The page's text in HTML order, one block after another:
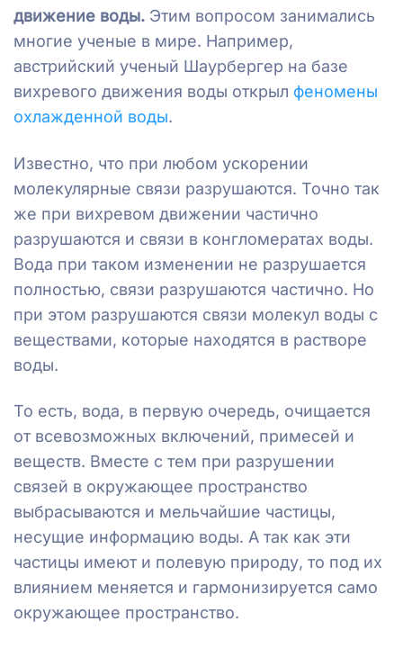
движение воды. Этим вопросом занимались
многие ученые в мире. Например,
австрийский ученый Шаурбергер на базе
вихревого движения воды открыл феномены
охлажденной воды.
Известно, что при любом ускорении
молекулярные связи разрушаются. Точно так
же при вихревом движении частично
разрушаются и связи в конгломератах воды.
Вода при таком изменении не разрушается
полностью, связи разрушаются частично. Но
при этом разрушаются связи молекул воды с
веществами, которые находятся в растворе
воды.
То есть, вода, в первую очередь, очищается
от всевозможных включений, примесей и
веществ. Вместе с тем при разрушении
связей в окружающее пространство
выбрасываются и мельчайшие частицы,
несущие информацию воды. А так как эти
частицы имеют и полевую природу, то под их
влиянием меняется и гармонизируется само
окружающее пространство.